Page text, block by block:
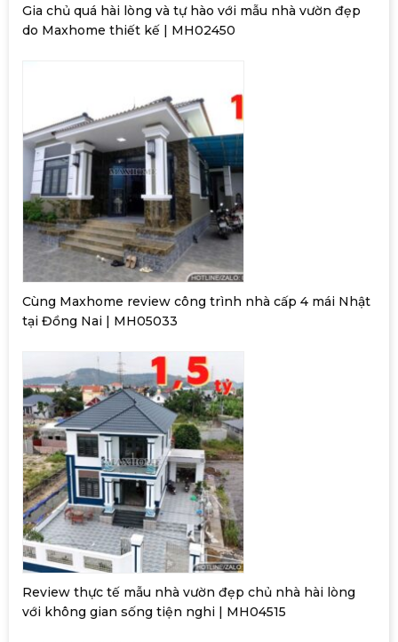
Gia chủ quá hài lòng và tự hào với mẫu nhà vườn đẹp
do Maxhome thiết kế | MH02450
Cùng Maxhome review công trình nhà cấp 4 mái Nhật
tại Đồng Nai | MH05033
Review thực tế mẫu nhà vườn đẹp chủ nhà hài lòng
với không gian sống tiện nghi | MH04515